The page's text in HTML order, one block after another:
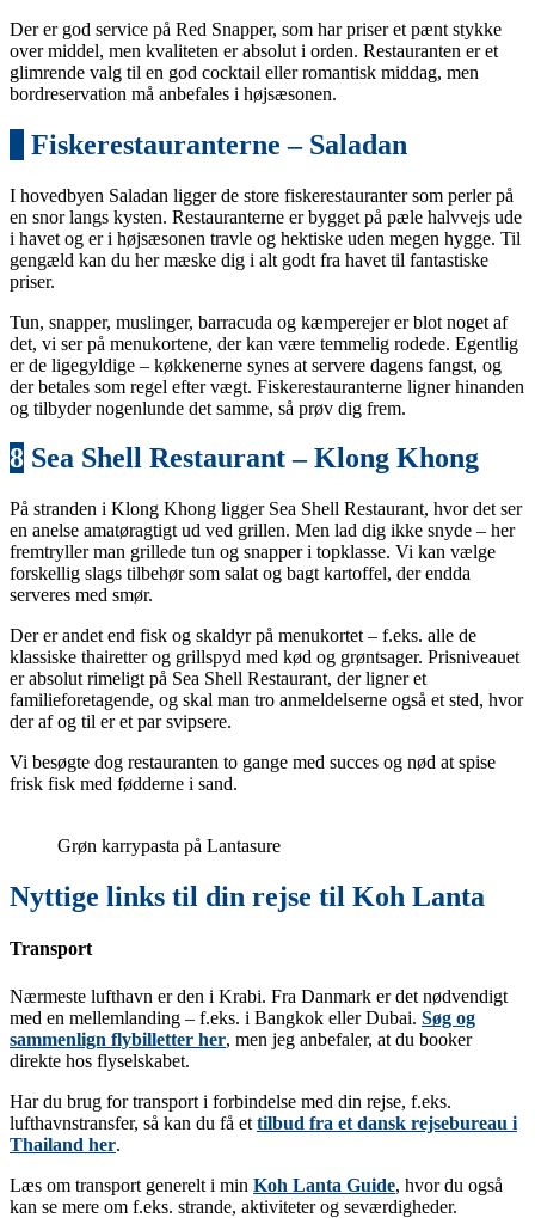
Der er god service på Red Snapper, som har priser et pænt stykke
over middel, men kvaliteten er absolut i orden. Restauranten er et
glimrende valg til en god cocktail eller romantisk middag, men
bordreservation må anbefales i højsæsonen.
Fiskerestauranterne – Saladan
I hovedbyen Saladan ligger de store fiskerestauranter som perler på
en snor langs kysten. Restauranterne er bygget på pæle halvvejs ude
i havet og er i højsæsonen travle og hektiske uden megen hygge. Til
gengæld kan du her mæske dig i alt godt fra havet til fantastiske
priser.
Tun, snapper, muslinger, barracuda og kæmperejer er blot noget af
det, vi ser på menukortene, der kan være temmelig rodede. Egentlig
er de ligegyldige – køkkenerne synes at servere dagens fangst, og
der betales som regel efter vægt. Fiskerestauranterne ligner hinanden
og tilbyder nogenlunde det samme, så prøv dig frem.
8 Sea Shell Restaurant – Klong Khong
På stranden i Klong Khong ligger Sea Shell Restaurant, hvor det ser
en anelse amatøragtigt ud ved grillen. Men lad dig ikke snyde – her
fremtryller man grillede tun og snapper i topklasse. Vi kan vælge
forskellig slags tilbehør som salat og bagt kartoffel, der endda
serveres med smør.
Der er andet end fisk og skaldyr på menukortet – f.eks. alle de
klassiske thairetter og grillspyd med kød og grøntsager. Prisniveauet
er absolut rimeligt på Sea Shell Restaurant, der ligner et
familieforetagende, og skal man tro anmeldelserne også et sted, hvor
der af og til er et par svipsere.
Vi besøgte dog restauranten to gange med succes og nød at spise
frisk fisk med fødderne i sand.
Grøn karrypasta på Lantasure
Nyttige links til din rejse til Koh Lanta
Transport
Nærmeste lufthavn er den i Krabi. Fra Danmark er det nødvendigt
med en mellemlanding – f.eks. i Bangkok eller Dubai. Søg og
sammenlign flybilletter her, men jeg anbefaler, at du booker
direkte hos flyselskabet.
Har du brug for transport i forbindelse med din rejse, f.eks.
lufthavnstransfer, så kan du få et tilbud fra et dansk rejsebureau i
Thailand her.
Læs om transport generelt i min Koh Lanta Guide, hvor du også
kan se mere om f.eks. strande, aktiviteter og seværdigheder.